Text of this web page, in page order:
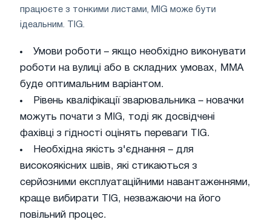
працюєте з тонкими листами, MIG може бути
ідеальним. TIG.
Умови роботи – якщо необхідно виконувати
роботи на вулиці або в складних умовах, MMA
буде оптимальним варіантом.
Рівень кваліфікації зварювальника – новачки
можуть почати з MIG, тоді як досвідчені
фахівці з гідності оцінять переваги TIG.
Необхідна якість з'єднання – для
високоякісних швів, які стикаються з
серйозними експлуатаційними навантаженнями,
краще вибирати TIG, незважаючи на його
повільний процес.